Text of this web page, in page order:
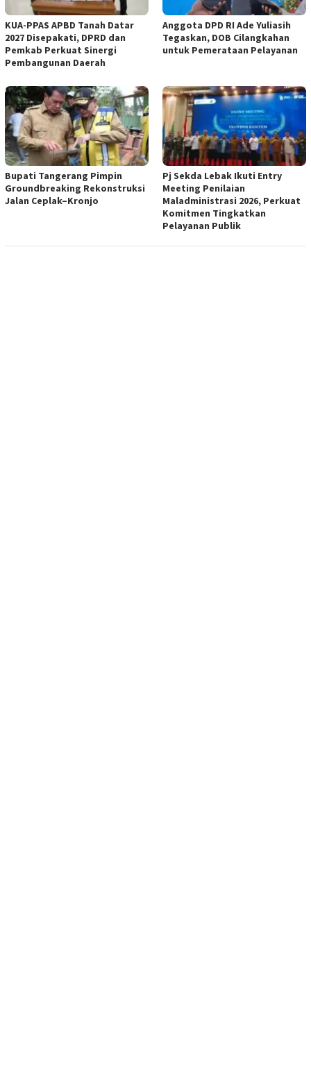
KUA-PPAS APBD Tanah Datar
2027 Disepakati, DPRD dan
Pemkab Perkuat Sinergi
Pembangunan Daerah
Anggota DPD RI Ade Yuliasih
Tegaskan, DOB Cilangkahan
untuk Pemerataan Pelayanan
Bupati Tangerang Pimpin
Groundbreaking Rekonstruksi
Jalan Ceplak–Kronjo
Pj Sekda Lebak Ikuti Entry
Meeting Penilaian
Maladministrasi 2026, Perkuat
Komitmen Tingkatkan
Pelayanan Publik